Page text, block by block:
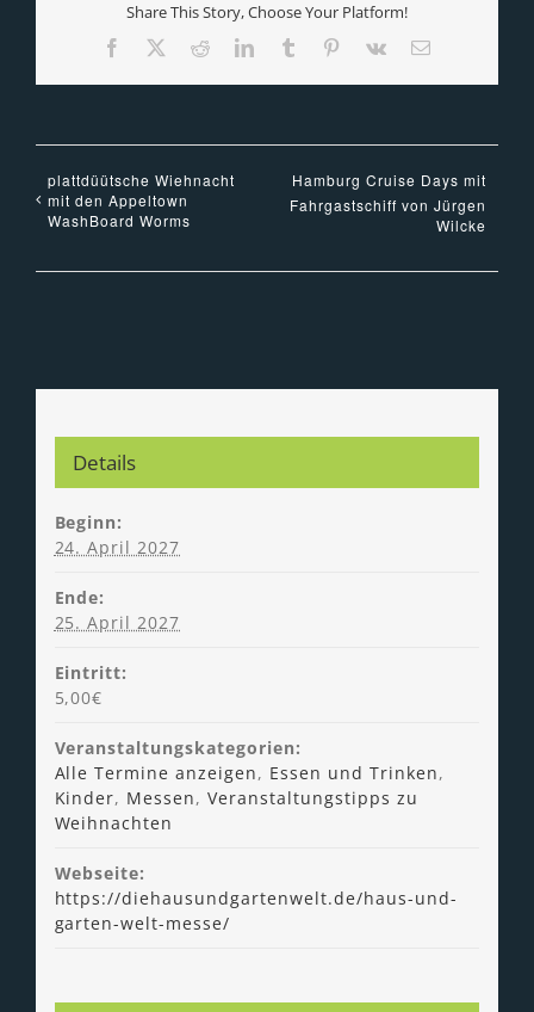
Share This Story, Choose Your Platform!
Facebook RedditLinkedIn
TumblrPinterest
Vk
plattdüütsche Wiehnacht
mit den Appeltown
WashBoard Worms
Hamburg Cruise Days mit
Fahrgastschiff von Jürgen
Wilcke
Details
Beginn:
24. April 2027
Ende:
25. April 2027
Eintritt:
5,00€
Veranstaltungskategorien:
Alle Termine anzeigen, Essen und Trinken,
Kinder, Messen,Veranstaltungstipps zu
Weihnachten
Webseite:
https://diehausundgartenwelt.de/haus-und-
garten-welt-messe/